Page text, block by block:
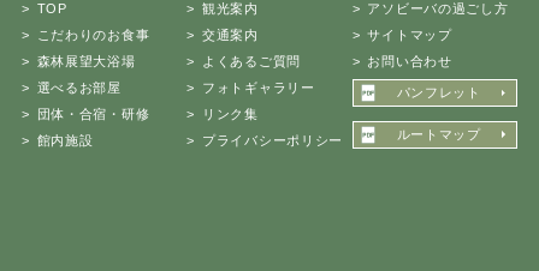
TOP
こだわりのお食事
森林展望大浴場
選べるお部屋
団体・合宿・研修
館内施設
観光案内
交通案内
よくあるご質問
フォトギャラリー
リンク集
プライバシーポリシー
アソビーバの過ごし方
サイトマップ
お問い合わせ
パンフレット
ルートマップ